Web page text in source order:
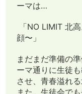
ーマは…
「NO LIMIT 北
顔〜」
まだまだ準備の
ーマ通りに生徒
させ、青春溢れ